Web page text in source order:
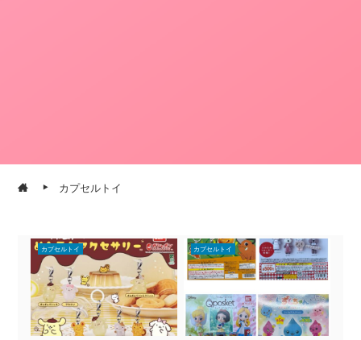
カプセルトイ
カプセルトイ カプセルトイ